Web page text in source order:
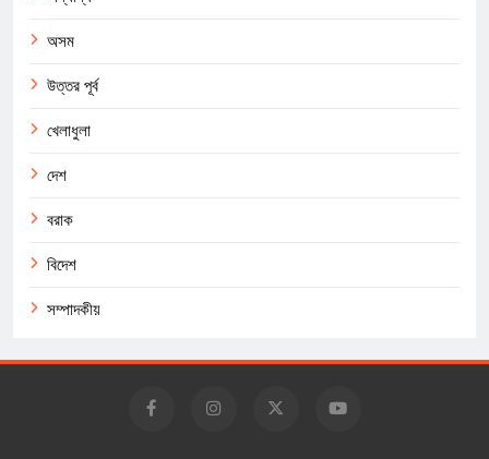
অসম
উত্তর পূর্ব
খেলাধুলা
দেশ
বরাক
বিদেশ
সম্পাদকীয়